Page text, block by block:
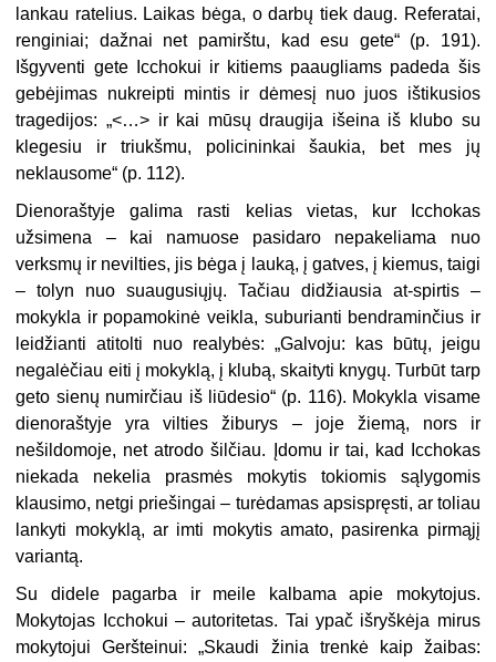
lankau ratelius. Laikas bėga, o darbų tiek daug. Referatai,
renginiai; dažnai net pamirštu, kad esu gete“ (p. 191).
Išgyventi gete Icchokui ir kitiems paaugliams padeda šis
gebėjimas nukreipti mintis ir dėmesį nuo juos ištikusios
tragedijos: „<…> ir kai mūsų draugija išeina iš klubo su
klegesiu ir triukšmu, policininkai šaukia, bet mes jų
neklausome“ (p. 112).
Dienoraštyje galima rasti kelias vietas, kur Icchokas
užsimena – kai namuose pasidaro nepakeliama nuo
verksmų ir nevilties, jis bėga į lauką, į gatves, į kiemus, taigi
– tolyn nuo suaugusiųjų. Tačiau didžiausia at-spirtis –
mokykla ir popamokinė veikla, suburianti bendraminčius ir
leidžianti atitolti nuo realybės: „Galvoju: kas būtų, jeigu
negalėčiau eiti į mokyklą, į klubą, skaityti knygų. Turbūt tarp
geto sienų numirčiau iš liūdesio“ (p. 116). Mokykla visame
dienoraštyje yra vilties žiburys – joje žiemą, nors ir
nešildomoje, net atrodo šilčiau. Įdomu ir tai, kad Icchokas
niekada nekelia prasmės mokytis tokiomis sąlygomis
klausimo, netgi priešingai – turėdamas apsispręsti, ar toliau
lankyti mokyklą, ar imti mokytis amato, pasirenka pirmąjį
variantą.
Su didele pagarba ir meile kalbama apie mokytojus.
Mokytojas Icchokui – autoritetas. Tai ypač išryškėja mirus
mokytojui Geršteinui: „Skaudi žinia trenkė kaip žaibas: